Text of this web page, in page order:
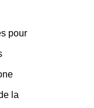
pour
la